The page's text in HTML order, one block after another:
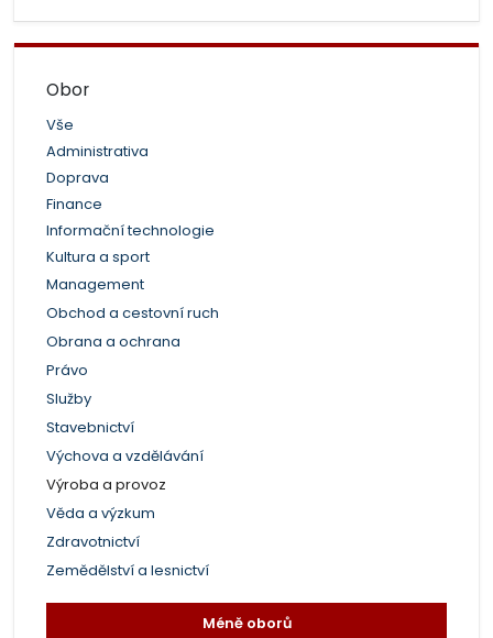
Obor
Vše
Administrativa
Doprava
Finance
Informační technologie
Kultura a sport
Management
Obchod a cestovní ruch
Obrana a ochrana
Právo
Služby
Stavebnictví
Výchova a vzdělávání
Výroba a provoz
Věda a výzkum
Zdravotnictví
Zemědělství a lesnictví
Méně oborů